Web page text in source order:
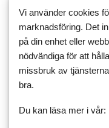
Tyvärr så
lycklig
Än en gång så tycker
vill gå ner ännu mer i
man redan är smal så
Vi använder cookies
marknadsföring. Det
på din enhet eller
nödvändiga för att
missbruk av
bra.
Du kan läsa mer i vår: